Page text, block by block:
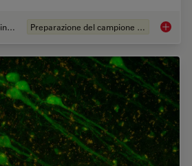
Webinar: Preparazione del campione EM